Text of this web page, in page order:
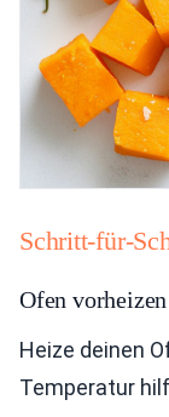
Schritt-für-
Ofen vorheizen
Heize deinen
Temperatur